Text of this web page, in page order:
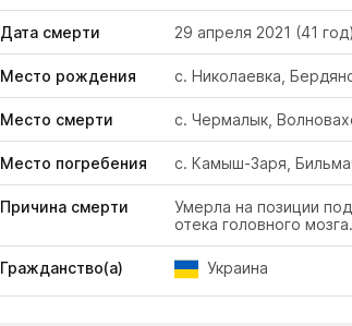
Дата смерти 29 апреля 2021 (41 год)
Место рождения с. Николаевка,
Место смерти с. Чермалык,
Место погребения с. Камыш-Заря,
Причина смерти
Умерла на позиции
отека головного мозга.
Гражданство(а) Украина